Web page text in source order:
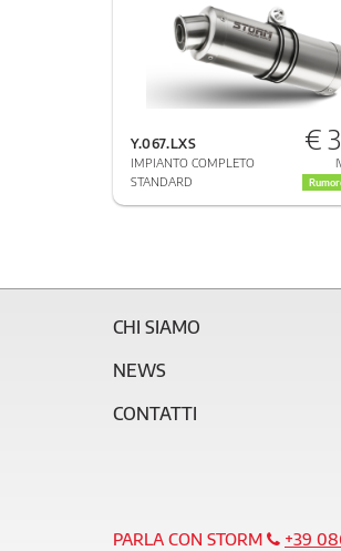
Y.067.LXS
IMPIANTO COMPLETO
STANDARD
€
CHI SIAMO
NEWS
CONTATTI
PARLA CON STORM +39